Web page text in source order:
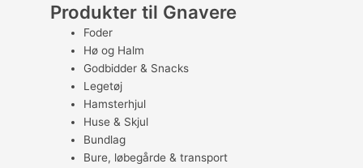
Produkter til Gnavere
Foder
Hø og Halm
Godbidder & Snacks
Legetøj
Hamsterhjul
Huse & Skjul
Bundlag
Bure, løbegårde & transport